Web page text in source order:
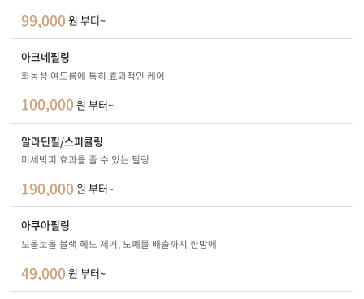
99,000 원 부터~
아크네필링
화농성 여드름에 특히 효과적인 케어
100,000 원 부터~
알라딘필/스피큘링
미세박피 효과를 줄 수 있는 필링
190,000 원 부터~
아쿠아필링
오돌토돌 블랙 헤드 제거, 노폐물 배출까지 한방에
49,000 원 부터~